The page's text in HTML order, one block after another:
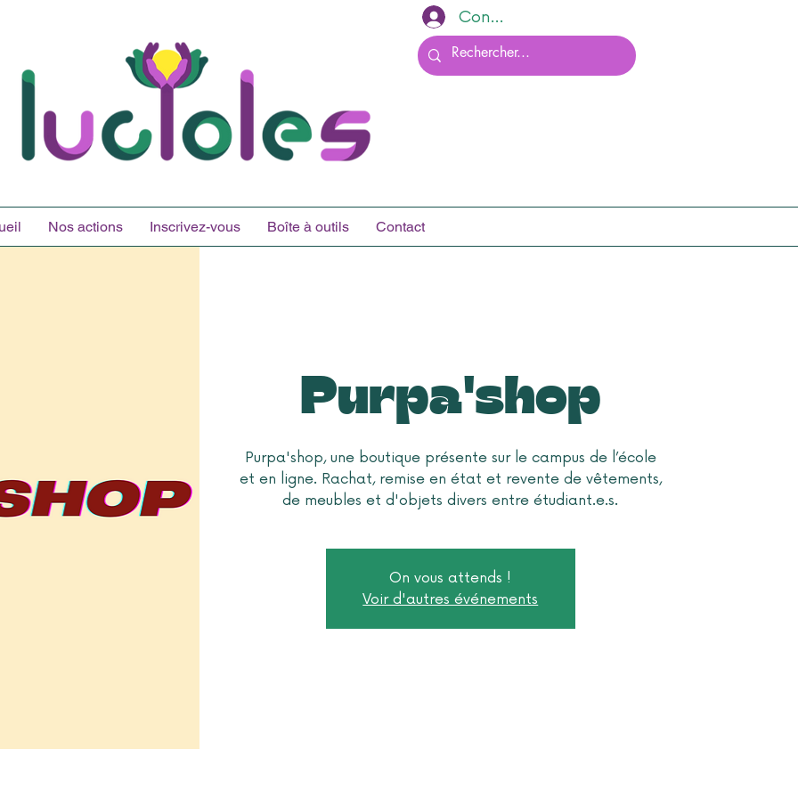
Connexion
Nos actions Inscrivez-vous Boîte à outils Contact
Purpa'shop
Purpa'shop, une boutique présente sur le campus de l’école
et en ligne. Rachat, remise en état et revente de vêtements,
de meubles et d'objets divers entre étudiant.e.s.
On vous attends !
Voir d'autres événements